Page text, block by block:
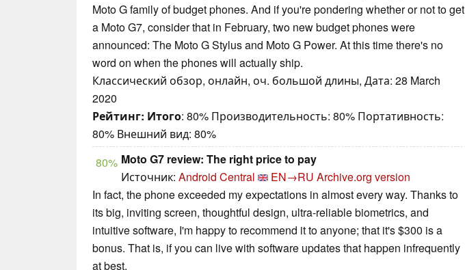
Moto G family of budget phones. And if you're pondering whether or not to get
a Moto G7, consider that in February, two new budget phones were
announced: The Moto G Stylus and Moto G Power. At this time there's no
word on when the phones will actually ship.
Классический обзор, онлайн, оч. большой длины, Дата: 28 March
2020
Рейтинг: Итого: 80% Производительность: 80% Портативность:
80% Внешний вид: 80%
80% Moto G7 review: The right price to pay
Источник: Android Central EN→RU Archive.org version
In fact, the phone exceeded my expectations in almost every way. Thanks to
its big, inviting screen, thoughtful design, ultra-reliable biometrics, and
intuitive software, I'm happy to recommend it to anyone; that it's $300 is a
bonus. That is, if you can live with software updates that happen infrequently
at best.